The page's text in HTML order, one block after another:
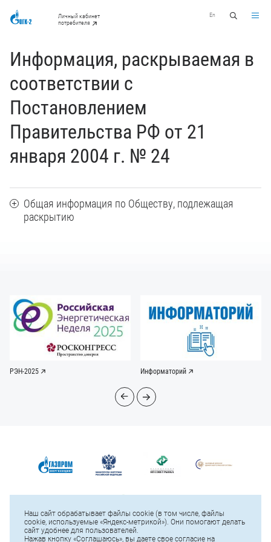
Личный кабинет
потребителя
En
Информация, раскрываемая в
соответствии с
Постановлением
Правительства РФ от 21
января 2004 г. № 24
Общая информация по Обществу, подлежащая
раскрытию
РЭН-2025 Информаторий
Наш сайт обрабатывает файлы cookie (в том числе, файлы
cookie, используемые «Яндекс-метрикой»). Они помогают делать
сайт удобнее для пользователей.
Нажав кнопку «Соглашаюсь», вы даете свое согласие на